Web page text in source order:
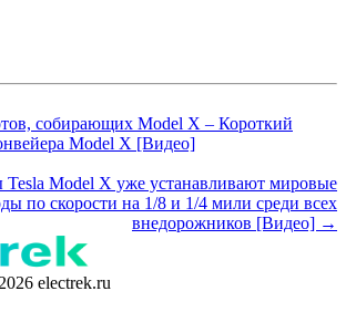
собирающих Model X – Короткий
Model X [Видео]
Tesla Model X уже устанавливают мировые
по скорости на 1/8 и 1/4 мили среди всех
внедорожников [Видео] →
electrek.ru